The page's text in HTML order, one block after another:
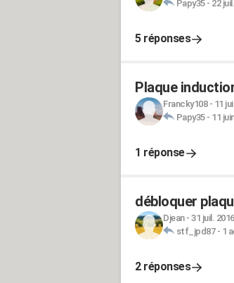
Papy35- 22
5 réponses
Plaque
Francky108- 11
Papy35- 11
1 réponse
débloquer
Djean- 31 juil.
stf_jpd87- 1
2 réponses